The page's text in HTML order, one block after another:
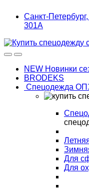
navigation
content
Санкт-
301А
NEW Новинки
BRODEKS
Спецодежда
Для
Для